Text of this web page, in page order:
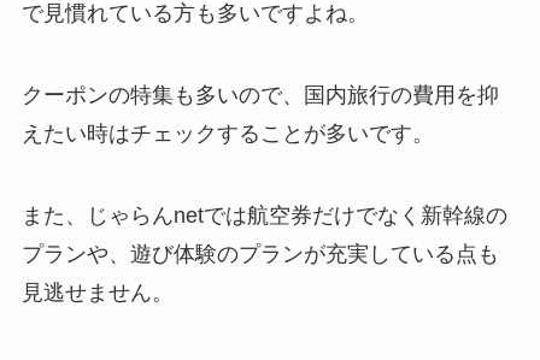
で見慣れている方も多いですよね。
クーポンの特集も多いので、国内旅行の費用を抑
えたい時はチェックすることが多いです。
また、じゃらんnetでは航空券だけでなく新幹線の
プランや、遊び体験のプランが充実している点も
見逃せません。